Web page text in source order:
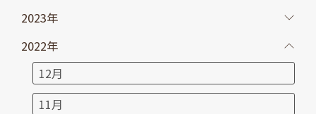
2023年
2022年
12月
11月